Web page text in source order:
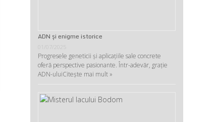
ADN şi enigme istorice
01/07/2025
Progresele geneticii şi aplicaţiile sale concrete
oferă perspective pasionante. Într-adevăr, graţie
ADN-uluiCitește mai mult »